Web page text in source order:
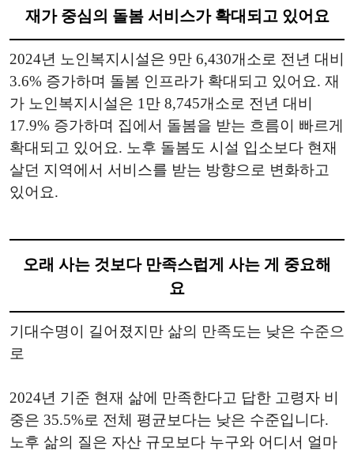
재가 중심의 돌봄 서비스가 확대되고 있어요
2024년 노인복지시설은 9만 6,430개소로 전년 대비
3.6% 증가하며 돌봄 인프라가 확대되고 있어요. 재
가 노인복지시설은 1만 8,745개소로 전년 대비
17.9% 증가하며 집에서 돌봄을 받는 흐름이 빠르게
확대되고 있어요. 노후 돌봄도 시설 입소보다 현재
살던 지역에서 서비스를 받는 방향으로 변화하고
있어요.
오래 사는 것보다 만족스럽게 사는 게 중요해
요
기대수명이 길어졌지만 삶의 만족도는 낮은 수준으
로
2024년 기준 현재 삶에 만족한다고 답한 고령자 비
중은 35.5%로 전체 평균보다는 낮은 수준입니다.
노후 삶의 질은 자산 규모보다 누구와 어디서 얼마